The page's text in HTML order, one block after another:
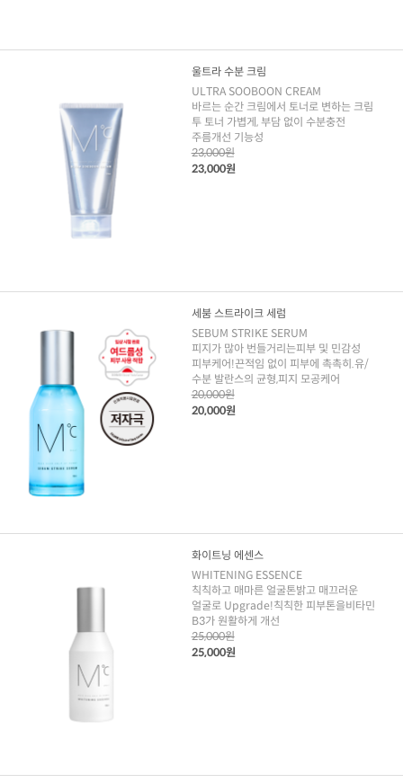
울트라 수분 크림
ULTRA SOOBOON CREAM
바르는 순간 크림에서 토너로 변하는 크림
투 토너 가볍게, 부담 없이 수분충전
주름개선 기능성
23,000원
23,000원
세붐 스트라이크 세럼
SEBUM STRIKE SERUM
피지가 많아 번들거리는피부 및 민감성
피부케어!끈적임 없이 피부에 촉촉히.유/
수분 발란스의 균형,피지 모공케어
20,000원
20,000원
화이트닝 에센스
WHITENING ESSENCE
칙칙하고 매마른 얼굴톤밝고 매끄러운
얼굴로 Upgrade!칙칙한 피부톤을비타민
B3가 원활하게 개선
25,000원
25,000원